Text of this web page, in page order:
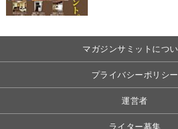
マガジンサミットにつ
プライバシーポリシー
運営者
ライター募集